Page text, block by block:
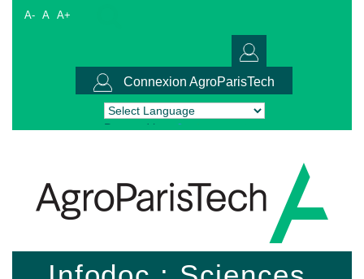
A- A A+
Connexion AgroParisTech
Powered by Translate